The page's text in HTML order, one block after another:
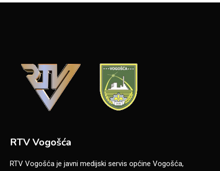
RTV Vogošća
RTV Vogošća je javni medijski servis općine Vogošća,